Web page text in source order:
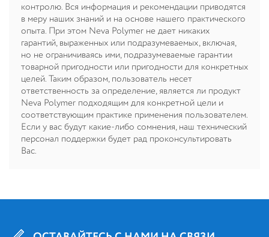
контролю. Вся информация и рекомендации приводятся
в меру наших знаний и на основе нашего практического
опыта. При этом Neva Polymer не дает никаких
гарантий, выраженных или подразумеваемых, включая,
но не ограничиваясь ими, подразумеваемые гарантии
товарной пригодности или пригодности для конкретных
целей. Таким образом, пользователь несет
ответственность за определение, является ли продукт
Neva Polymer подходящим для конкретной цели и
соответствующим практике применения пользователем.
Если у вас будут какие-либо сомнения, наш технический
персонал поддержки будет рад проконсультировать
Вас.